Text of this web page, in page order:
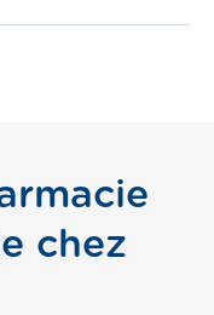
chez